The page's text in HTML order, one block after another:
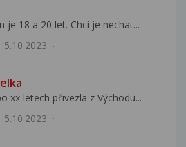
je 18 a 20 let. Chci je nechat...
5.10.2023
xx letech přivezla z Východu...
5.10.2023